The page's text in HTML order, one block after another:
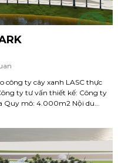
công ty cây xanh LASC thực
ty tư vấn thiết kế: Công ty
Quy mô: 4.000m2 Nội du...